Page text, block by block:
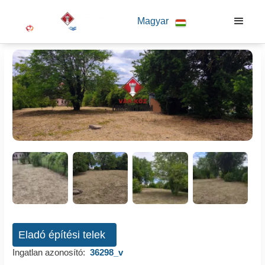
Magyar
Eladó építési telek
Ingatlan azonosító: 36298_v